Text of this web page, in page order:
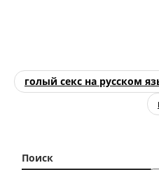
голый секс на русском
Поиск